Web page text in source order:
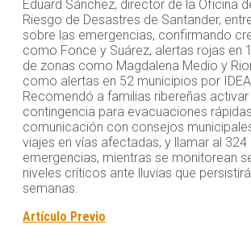
Eduard Sánchez, director de la Oficina
Riesgo de Desastres de Santander,
sobre las emergencias, confirmando
como Fonce y Suárez, alertas rojas en
de zonas como Magdalena Medio y
como alertas en 52 municipios por
Recomendó a familias ribereñas activar
contingencia para evacuaciones
comunicación con consejos
viajes en vías afectadas, y llamar al
emergencias, mientras se monitorean
niveles críticos ante lluvias que
semanas.
Artículo Previo